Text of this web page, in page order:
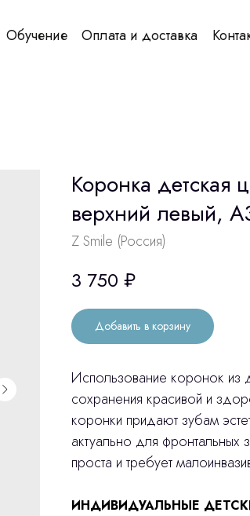
Обучение Оплата и доставка
Коронка детская
верхний левый,
Z Smile (Россия)
3 750 ₽
Добавить в корзину
Использование коронок
сохранения красивой и
коронки придают зубам
актуально для
проста и требует
ИНДИВИДУАЛЬНЫЕ